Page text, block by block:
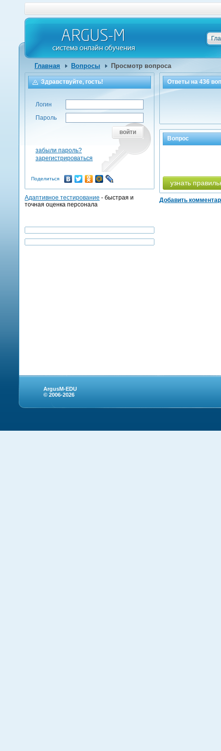
Главная Вопросы Просмотр вопроса
Ответы на436
Вопрос
узнать
Добавить
Здравствуйте, гость!
Логин
Пароль
войти
забыли пароль?
зарегистрироваться
Поделиться
Адаптивное тестирование - быстрая и
точная оценка персонала
ArgusM-EDU
© 2006-2026